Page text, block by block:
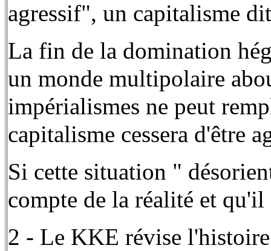
agressif", un capitalisme
La fin de la domination
un monde multipolaire
impérialismes ne peut
capitalisme cessera d'être
Si cette situation "
compte de la réalité et
2 - Le KKE révise